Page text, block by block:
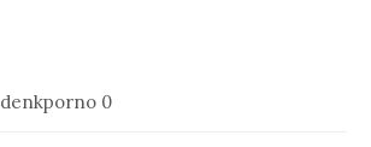
denkporno 0